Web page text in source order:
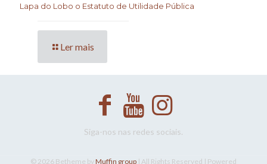
Lapa do Lobo o Estatuto de Utilidade Pública
Ler mais
Siga-nos nas redes sociais.
© 2026 Betheme byMuffin group | All Rights Reserved | Powered